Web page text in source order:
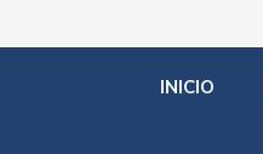
INICIO